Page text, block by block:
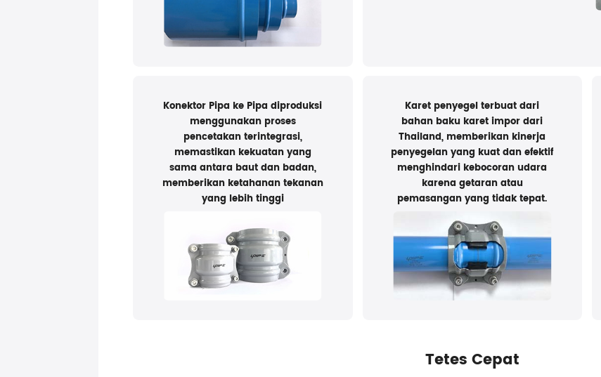
Konektor Pipa ke Pipa diproduksi
menggunakan proses
pencetakan terintegrasi,
memastikan kekuatan yang
sama antara baut dan badan,
memberikan ketahanan tekanan
yang lebih tinggi
Karet penyegel terbuat dari
bahan baku karet impor dari
Thailand, memberikan kinerja
penyegelan yang kuat dan efektif
menghindari kebocoran udara
karena getaran atau
pemasangan yang tidak tepat.
Tetes Cepat